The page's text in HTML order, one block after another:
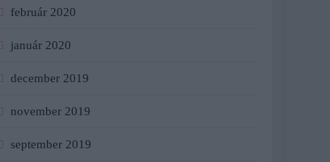
február 2020
január 2020
december 2019
november 2019
september 2019